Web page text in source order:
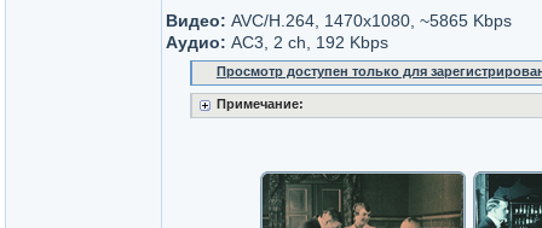
Видео: AVC/H.264, 1470x1080, ~5865 Kbps
Аудио: AC3, 2 ch, 192 Kbps
Просмотр доступен только для
Примечание: